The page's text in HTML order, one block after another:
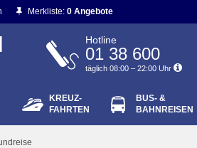
vergessen?
Merkliste: 0 Angebote
Hotline
01 38 600
täglich 08:00 – 22:00 Uhr
KREUZ-
FAHRTEN
BUS- &
BAHNREISEN